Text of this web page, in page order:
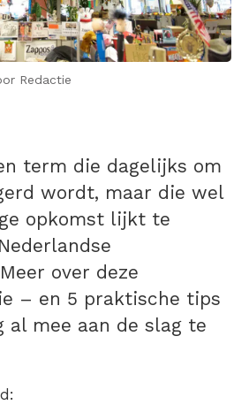
Redactie
term die dagelijks om
wordt, maar die wel
opkomst lijkt te
over deze
– en 5 praktische tips
al mee aan de slag te